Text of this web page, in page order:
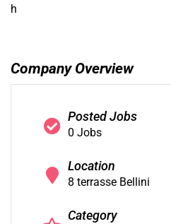
h
Company Overview
Posted Jobs
0 Jobs
Location
8 terrasse Bellini
Category